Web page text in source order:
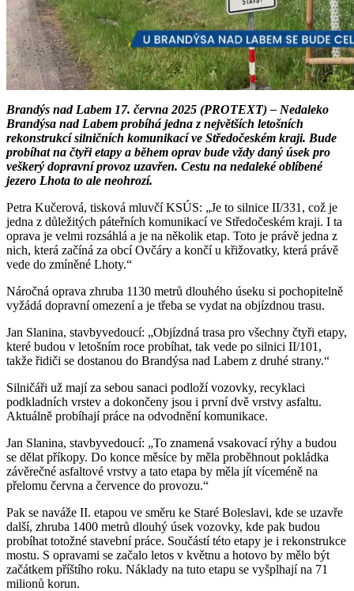
Brandýs nad Labem 17. června 2025 (PROTEXT) – Nedaleko
Brandýsa nad Labem probíhá jedna z největších letošních
rekonstrukcí silničních komunikací ve Středočeském kraji. Bude
probíhat na čtyři etapy a během oprav bude vždy daný úsek pro
veškerý dopravní provoz uzavřen. Cestu na nedaleké oblíbené
jezero Lhota to ale neohrozí.
Petra Kučerová, tisková mluvčí KSÚS: „Je to silnice II/331, což je
jedna z důležitých páteřních komunikací ve Středočeském kraji. I ta
oprava je velmi rozsáhlá a je na několik etap. Toto je právě jedna z
nich, která začíná za obcí Ovčáry a končí u křižovatky, která právě
vede do zmíněné Lhoty.“
Náročná oprava zhruba 1130 metrů dlouhého úseku si pochopitelně
vyžádá dopravní omezení a je třeba se vydat na objízdnou trasu.
Jan Slanina, stavbyvedoucí: „Objízdná trasa pro všechny čtyři etapy,
které budou v letošním roce probíhat, tak vede po silnici II/101,
takže řidiči se dostanou do Brandýsa nad Labem z druhé strany.“
Silničáři už mají za sebou sanaci podloží vozovky, recyklaci
podkladních vrstev a dokončeny jsou i první dvě vrstvy asfaltu.
Aktuálně probíhají práce na odvodnění komunikace.
Jan Slanina, stavbyvedoucí: „To znamená vsakovací rýhy a budou
se dělat příkopy. Do konce měsíce by měla proběhnout pokládka
závěrečné asfaltové vrstvy a tato etapa by měla jít víceméně na
přelomu června a července do provozu.“
Pak se naváže II. etapou ve směru ke Staré Boleslavi, kde se uzavře
další, zhruba 1400 metrů dlouhý úsek vozovky, kde pak budou
probíhat totožné stavební práce. Součástí této etapy je i rekonstrukce
mostu. S opravami se začalo letos v květnu a hotovo by mělo být
začátkem příštího roku. Náklady na tuto etapu se vyšplhají na 71
milionů korun.